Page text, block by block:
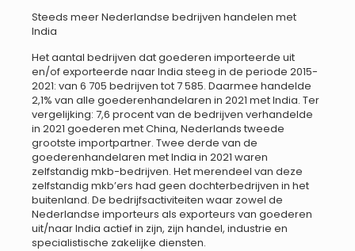
Steeds meer Nederlandse bedrijven handelen met
India
Het aantal bedrijven dat goederen importeerde uit
en/of exporteerde naar India steeg in de periode 2015-
2021: van 6 705 bedrijven tot 7 585. Daarmee handelde
2,1% van alle goederenhandelaren in 2021 met India. Ter
vergelijking: 7,6 procent van de bedrijven verhandelde
in 2021 goederen met China, Nederlands tweede
grootste importpartner. Twee derde van de
goederenhandelaren met India in 2021 waren
zelfstandig mkb-bedrijven. Het merendeel van deze
zelfstandig mkb’ers had geen dochterbedrijven in het
buitenland. De bedrijfsactiviteiten waar zowel de
Nederlandse importeurs als exporteurs van goederen
uit/naar India actief in zijn, zijn handel, industrie en
specialistische zakelijke diensten.